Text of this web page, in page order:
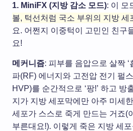
1. MiniFX (지방 감소 모드): 이 모
볼, 턱선처럼 국소 부위의 지방 세
요. 어쩐지 이중턱이 고민인 친구
요!
메커니즘: 피부를 음압으로 살짝 ‘
파(RF) 에너지와 고전압 전기 펄
HVP)를 순간적으로 ‘팡!’ 하고 방
지가 지방 세포막에만 아주 미세
세포가 스스로 죽게 만드는 거죠(
부른대요!). 이렇게 죽은 지방 세